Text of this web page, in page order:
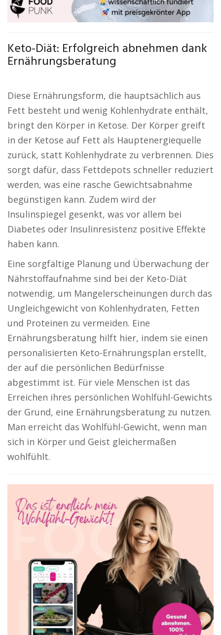
Keto-Diät: Erfolgreich abnehmen dank
Ernährungsberatung
Diese Ernährungsform, die hauptsächlich aus
Fett besteht und wenig Kohlenhydrate enthält,
bringt den Körper in Ketose. Der Körper greift
in der Ketose auf Fett als Hauptenergiequelle
zurück, statt Kohlenhydrate zu verbrennen. Dies
sorgt dafür, dass Fettdepots schneller reduziert
werden, was eine rasche Gewichtsabnahme
begünstigen kann. Zudem wird der
Insulinspiegel gesenkt, was vor allem bei
Diabetes oder Insulinresistenz positive Effekte
haben kann.
Eine sorgfältige Planung und Überwachung der
Nährstoffaufnahme sind bei der Keto-Diät
notwendig, um Mangelerscheinungen durch das
Ungleichgewicht von Kohlenhydraten, Fetten
und Proteinen zu vermeiden. Eine
Ernährungsberatung hilft hier, indem sie einen
personalisierten Keto-Ernährungsplan erstellt,
der auf die persönlichen Bedürfnisse
abgestimmt ist. Für viele Menschen ist das
Erreichen ihres persönlichen Wohlfühl-Gewichts
der Grund, eine Ernährungsberatung zu nutzen.
Man erreicht das Wohlfühl-Gewicht, wenn man
sich in Körper und Geist gleichermaßen
wohlfühlt.